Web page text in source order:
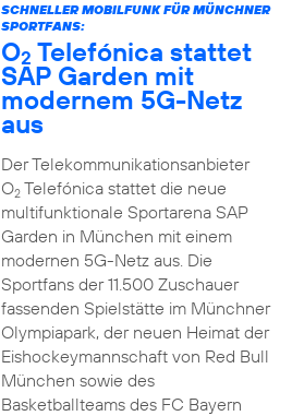
SCHNELLER MOBILFUNK FÜR MÜNCHNER
SPORTFANS:
O2 Telefónica stattet
SAP Garden mit
modernem 5G-Netz
aus
Der Telekommunikationsanbieter
O2Telefónica stattet die neue
multifunktionale Sportarena SAP
Garden in München mit einem
modernen 5G-Netz aus. Die
Sportfans der 11.500 Zuschauer
fassenden Spielstätte im Münchner
Olympiapark, der neuen Heimat der
Eishockeymannschaft von Red Bull
München sowie des
Basketballteams des FC Bayern